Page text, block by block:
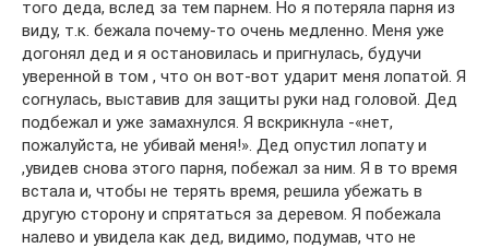
того деда, вслед за тем парнем. Но я потеряла парня из
виду, т.к. бежала почему-то очень медленно. Меня уже
догонял дед и я остановилась и пригнулась, будучи
уверенной в том , что он вот-вот ударит меня лопатой. Я
согнулась, выставив для защиты руки над головой. Дед
подбежал и уже замахнулся. Я вскрикнула -«нет,
пожалуйста, не убивай меня!». Дед опустил лопату и
,увидев снова этого парня, побежал за ним. Я в то время
встала и, чтобы не терять время, решила убежать в
другую сторону и спрятаться за деревом. Я побежала
налево и увидела как дед, видимо, подумав, что не